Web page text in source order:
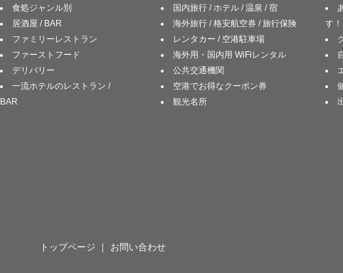
食処ジャンル別
居酒屋 / BAR
ファミリーレストラン
ファーストフード
デリバリー
一流ホテルのレストラン /
BAR
国内旅行 / ホテル / 温泉 / 宿
海外旅行 / 格安航空券 / 旅行保険
レンタカー / 空港駐車場
海外用・国内用 WiFiレンタル
公共交通機関
空港でお得なクーポン券
観光名所
す！
トップページ ｜ お問い合わせ